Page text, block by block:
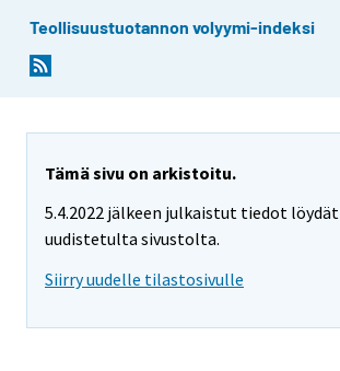
Teollisuustuotannon volyymi-indeksi
Tämä sivu on arkistoitu.
5.4.2022 jälkeen julkaistut tiedot löydät
uudistetulta sivustolta.
Siirry uudelle tilastosivulle